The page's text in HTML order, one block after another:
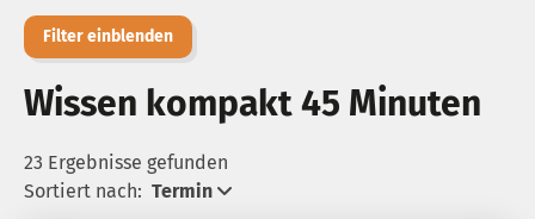
Filter einblenden
Wissen kompakt 45 Minuten
23 Ergebnisse gefunden
Sortiert nach: Termin